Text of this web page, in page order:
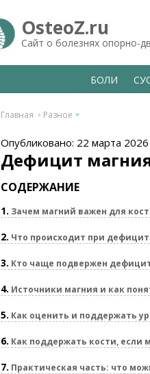
OsteoZ.ru
Сайт о болезнях опорно-
БОЛИ
Главная Разное
Опубликовано: 22 марта 2026
Дефицит
СОДЕРЖАНИЕ
1 Зачем магний важен для
2 Что происходит при
3 Кто чаще подвержен
4 Источники магния и как
5 Как оценить и поддержать
6 Как поддержать кости, если
7 Практическая часть: что